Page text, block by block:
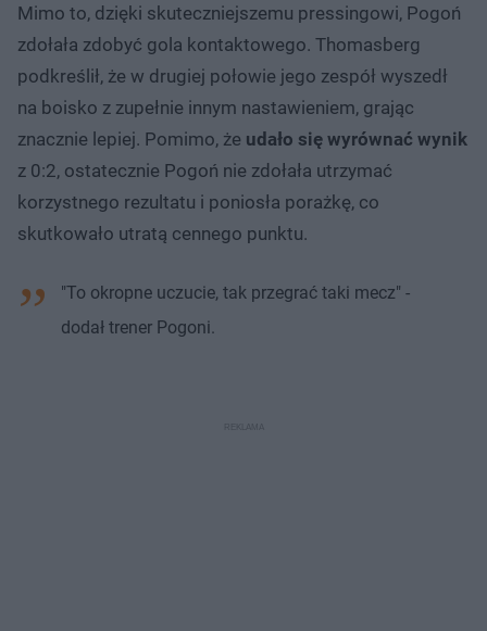
Mimo to, dzięki skuteczniejszemu pressingowi, Pogoń
zdołała zdobyć gola kontaktowego. Thomasberg
podkreślił, że w drugiej połowie jego zespół wyszedł
na boisko z zupełnie innym nastawieniem, grając
znacznie lepiej. Pomimo, że udało się wyrównać wynik
z 0:2, ostatecznie Pogoń nie zdołała utrzymać
korzystnego rezultatu i poniosła porażkę, co
skutkowało utratą cennego punktu.
"To okropne uczucie, tak przegrać taki mecz" -
dodał trener Pogoni.